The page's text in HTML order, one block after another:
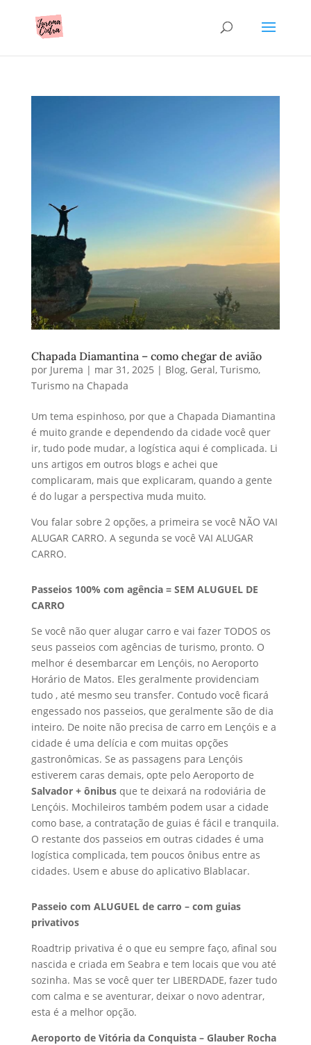
Chapada Diamantina – como chegar de avião
por Jurema | mar 31, 2025 | Blog, Geral, Turismo,
Turismo na Chapada
Um tema espinhoso, por que a Chapada Diamantina
é muito grande e dependendo da cidade você quer
ir, tudo pode mudar, a logística aqui é complicada. Li
uns artigos em outros blogs e achei que
complicaram, mais que explicaram, quando a gente
é do lugar a perspectiva muda muito.
Vou falar sobre 2 opções, a primeira se você NÃO VAI
ALUGAR CARRO. A segunda se você VAI ALUGAR
CARRO.
Passeios 100% com agência = SEM ALUGUEL DE
CARRO
Se você não quer alugar carro e vai fazer TODOS os
seus passeios com agências de turismo, pronto. O
melhor é desembarcar em Lençóis, no Aeroporto
Horário de Matos. Eles geralmente providenciam
tudo , até mesmo seu transfer. Contudo você ficará
engessado nos passeios, que geralmente são de dia
inteiro. De noite não precisa de carro em Lençóis e a
cidade é uma delícia e com muitas opções
gastronômicas. Se as passagens para Lençóis
estiverem caras demais, opte pelo Aeroporto de
Salvador + ônibusque te deixará na rodoviária de
Lençóis. Mochileiros também podem usar a cidade
como base, a contratação de guias é fácil e tranquila.
O restante dos passeios em outras cidades é uma
logística complicada, tem poucos ônibus entre as
cidades. Usem e abuse do aplicativo Blablacar.
Passeio com ALUGUEL de carro – com guias
privativos
Roadtrip privativa é o que eu sempre faço, afinal sou
nascida e criada em Seabra e tem locais que vou até
sozinha. Mas se você quer ter LIBERDADE, fazer tudo
com calma e se aventurar, deixar o novo adentrar,
esta é a melhor opção.
Aeroporto de Vitória da Conquista – Glauber Rocha